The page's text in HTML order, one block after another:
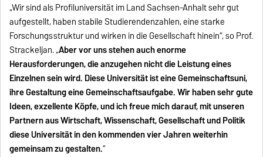
„Wir sind als Profiluniversität im Land Sachsen-Anhalt sehr gut
aufgestellt, haben stabile Studierendenzahlen, eine starke
Forschungsstruktur und wirken in die Gesellschaft hinein“, so Prof.
Strackeljan. „Aber vor uns stehen auch enorme
Herausforderungen, die anzugehen nicht die Leistung eines
Einzelnen sein wird. Diese Universität ist eine Gemeinschaftsuni,
ihre Gestaltung eine Gemeinschaftsaufgabe. Wir haben sehr gute
Ideen, exzellente Köpfe, und ich freue mich darauf, mit unseren
Partnern aus Wirtschaft, Wissenschaft, Gesellschaft und Politik
diese Universität in den kommenden vier Jahren weiterhin
gemeinsam zu gestalten.“